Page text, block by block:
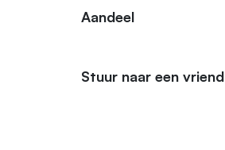
Aandeel
Stuur naar een vriend